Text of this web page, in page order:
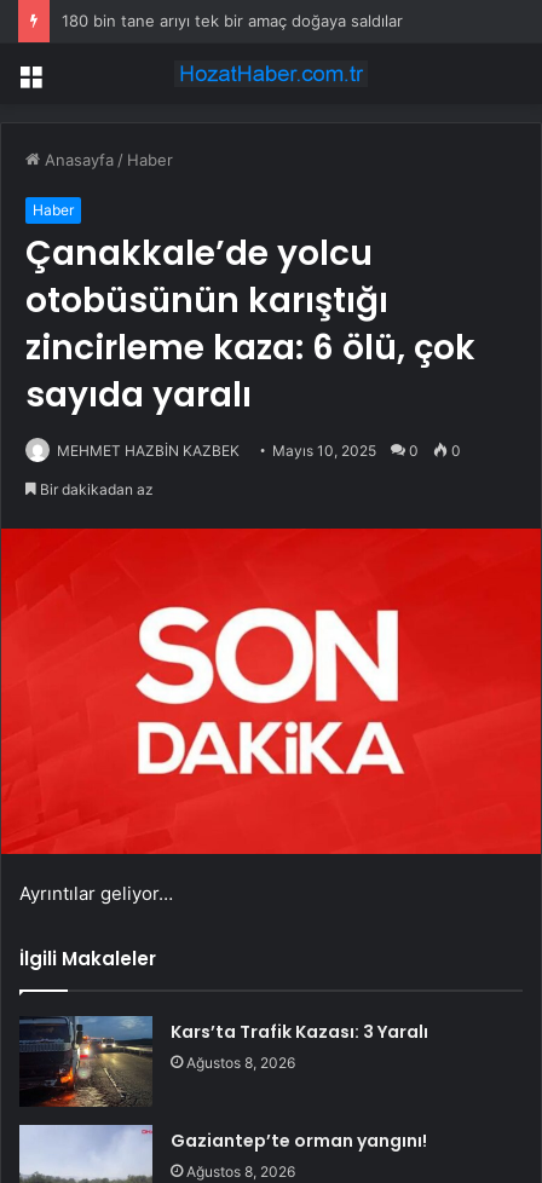
180 bin tane arıyı tek bir amaç doğaya saldılar
Menü
Anasayfa / Haber
Haber
Çanakkale’de yolcu
otobüsünün karıştığı
zincirleme kaza: 6 ölü, çok
sayıda yaralı
MEHMET HAZBİN KAZBEK Mayıs 10, 2025 0 0
Bir dakikadan az
Ayrıntılar geliyor…
İlgili Makaleler
Kars’ta Trafik Kazası: 3 Yaralı
Ağustos 8, 2026
Gaziantep’te orman yangını!
Ağustos 8, 2026